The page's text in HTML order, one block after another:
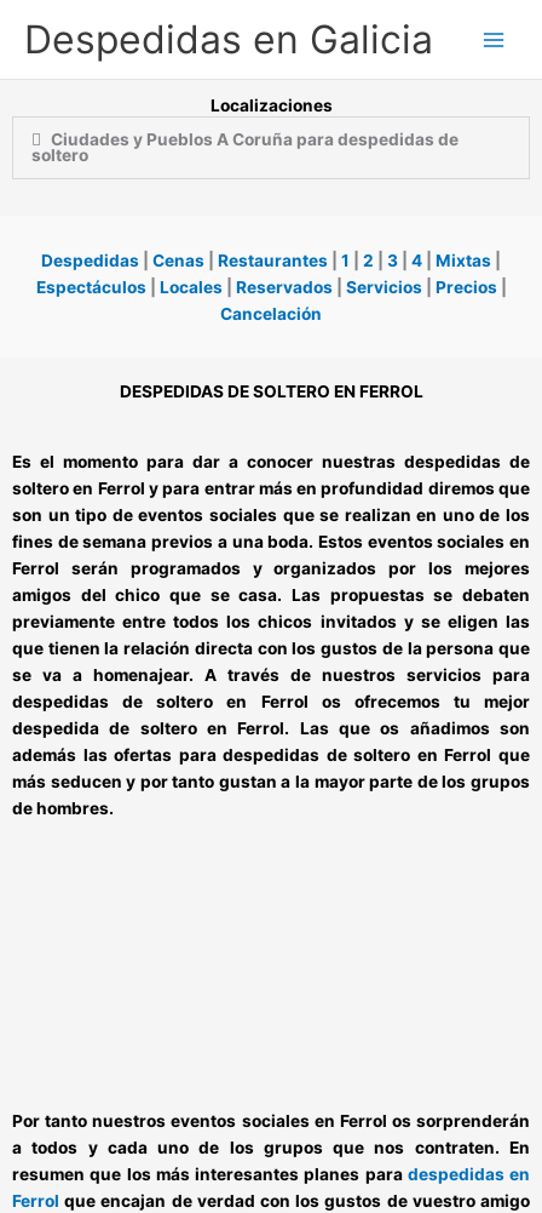
Despedidas en Galicia
Localizaciones
Ciudades y Pueblos A Coruña para despedidas de
soltero
Despedidas Cenas Restaurantes 1 2 3 4 Mixtas
Espectáculos| Locales| Reservados| Servicios| Precios|
Cancelación
DESPEDIDAS DE SOLTERO EN FERROL
Es el momento para dar a conocer nuestras despedidas de
soltero en Ferrol y para entrar más en profundidad diremos que
son un tipo de eventos sociales que se realizan en uno de los
fines de semana previos a una boda. Estos eventos sociales en
Ferrol serán programados y organizados por los mejores
amigos del chico que se casa. Las propuestas se debaten
previamente entre todos los chicos invitados y se eligen las
que tienen la relación directa con los gustos de la persona que
se va a homenajear. A través de nuestros servicios para
despedidas de soltero en Ferrol os ofrecemos tu mejor
despedida de soltero en Ferrol. Las que os añadimos son
además lasofertas para despedidas de soltero en Ferrol que
más seducen y por tanto gustan a la mayor parte de los grupos
de hombres.
Por tanto nuestroseventos sociales en Ferrol os sorprenderán
a todos y cada uno de los grupos que nos contraten. En
resumen que los más interesantesplanes para despedidas en
Ferrol que encajan de verdad con los gustos de vuestro amigo